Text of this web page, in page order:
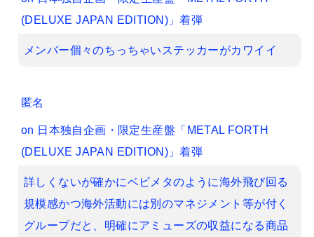
(DELUXE JAPAN EDITION)」着弾
メンバー個々のちっちゃいステッカーがカワイイ
匿名
on 日本独自企画・限定生産盤「METAL FORTH
(DELUXE JAPAN EDITION)」着弾
詳しくないが確かにベビメタのように海外飛び回る
規模感かつ海外活動には別のマネジメント等が付く
グループだと、明確にアミューズの収益になる商品